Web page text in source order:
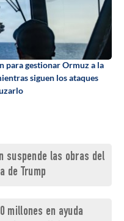
para gestionar Ormuz a la
siguen los ataques
suspende las obras del
de Trump
millones en ayuda